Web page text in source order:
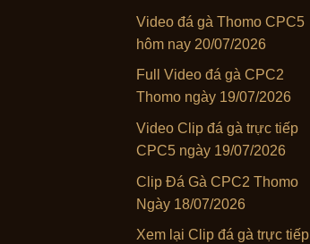
Video đá gà Thomo CPC5
hôm nay 20/07/2026
Full Video đá gà CPC2
Thomo ngày 19/07/2026
Video Clip đá gà trực tiếp
CPC5 ngày 19/07/2026
Clip Đá Gà CPC2 Thomo
Ngày 18/07/2026
Xem lại Clip đá gà trực tiếp